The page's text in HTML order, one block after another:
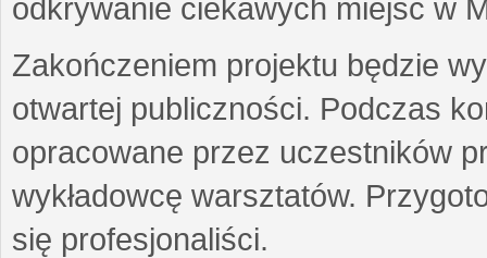
odkrywanie ciekawych miejsc w
Zakończeniem projektu będzie
otwartej publiczności. Podczas
opracowane przez uczestników
wykładowcę warsztatów.
się profesjonaliści.